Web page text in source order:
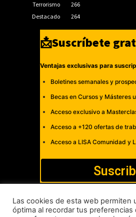
Terrorismo
266
Destacado
264
📩Suscríbete
Ventajas exclusivas para
Boletines semanales y
Becas en Cursos y Másteres
Acceso exclusivo a
Acceso a +120 ofertas de
Acceso a LISA Comunidad y
Las cookies de esta web permiten
óptima al recordar tus preferencias